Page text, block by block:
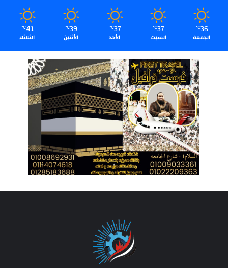
36
℃
الجمعة
37
℃
السبت
37
℃
الأحد
39
℃
الأثنين
41
℃
الثلاثاء